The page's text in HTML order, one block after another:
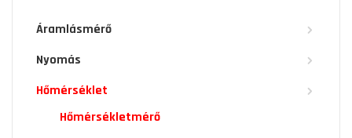
Áramlásmérő
Nyomás
Hőmérséklet
Hőmérsékletmérő